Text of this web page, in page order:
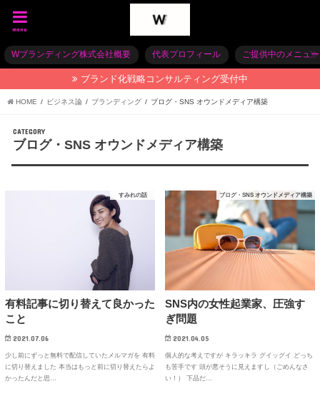
menu
Wブランディング株式会社概要 代表プロフィール ご提供中のメニュー
ブランド化戦略コンサルティング受付中
HOME ビジネス論 ブランディング ブログ・SNS オウンドメディア構築
CATEGORY
ブログ・SNS オウンドメディア構築
すみれの話
有料記事に切り替えて良かった
こと
2021.07.06
少し前にずっと無料で配信していたメルマガを 有料
に切り替えました 本当はもっと前に切り替えたらよ
かったんだと思…
ブログ・SNS オウンドメディア構築
SNS内の女性起業家、圧強す
ぎ問題
2021.04.05
個人的な考えですが キラッキラ グイッグイ どっち
も苦手です 頭が悪そうに見えますし（ごめんなさ
い！） 下品だ…